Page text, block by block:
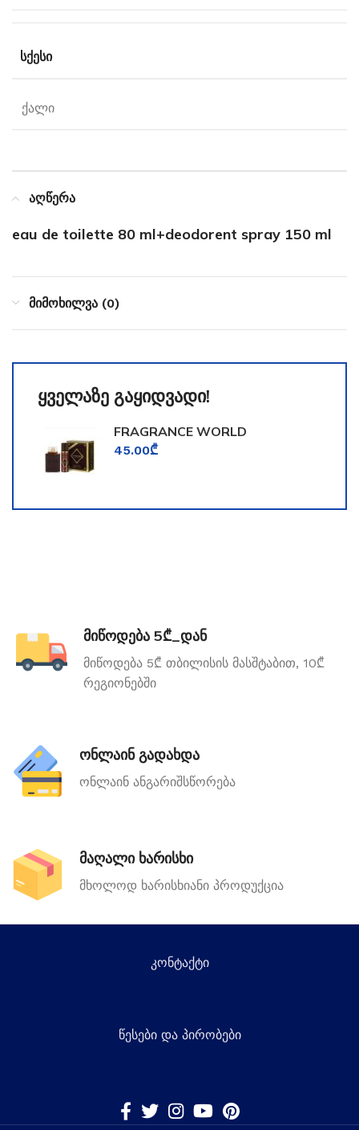
ᲡᲥᲔᲡᲘ
ქალი
აღწერა
eau de toilette 80 ml+deodorent spray 150 ml
მიმოხილვა (0)
ყველაზე გაყიდვადი!
FRAGRANCE WORLD
TOOMFORD
45.00₾
მიწოდება 5₾_დან
მიწოდება 5₾ თბილისის მასშტაბით, 10₾
რეგიონებში
ონლაინ გადახდა
ონლაინ ანგარიშსწორება
მაღალი ხარისხი
მხოლოდ ხარისხიანი პროდუქცია
კონტაქტი
წესები და პირობები